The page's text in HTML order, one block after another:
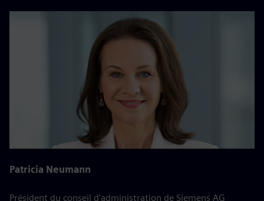
Patricia Neumann
Président du conseil d'administration de Siemens AG